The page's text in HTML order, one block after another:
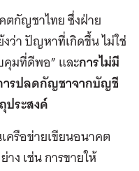
ตกัญชาไทย ซึ่งฝ่าย
า ปัญหาที่เกิดขึ้น ไม่ใช่
บคุมที่ดีพอ” และการไม่มี
ารปลดกัญชาจากบัญชี
ประสงค์
ครือข่ายเขียนอนาคต
ง เช่น การขายให้